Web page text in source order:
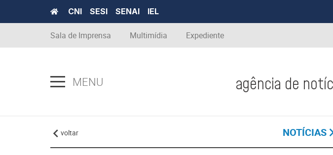
CNI SESI SENAI IEL
Sala de Imprensa Multimídia Expediente
MENU agência de
voltar NOTÍCIAS